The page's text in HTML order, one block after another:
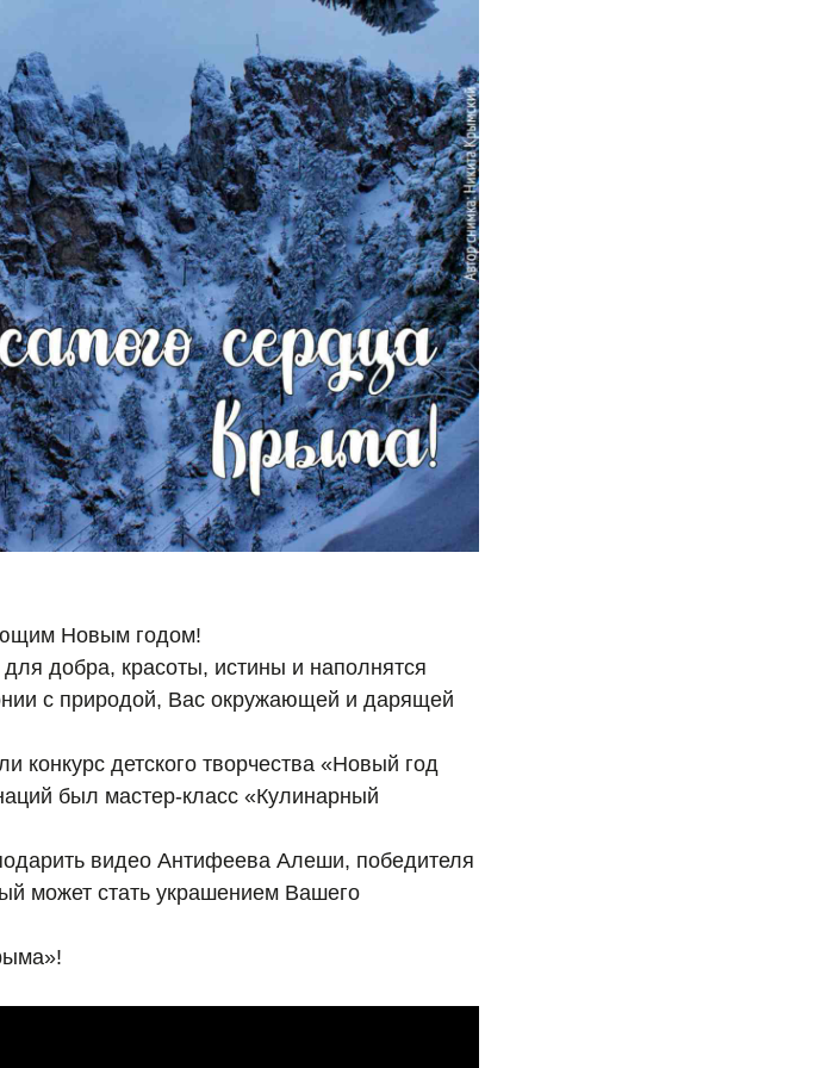
Новым годом!
добра, красоты, истины и наполнятся
с природой, Вас окружающей и дарящей
конкурс детского творчества «Новый год
был мастер-класс «Кулинарный
видео Антифеева Алеши, победителя
может стать украшением Вашего